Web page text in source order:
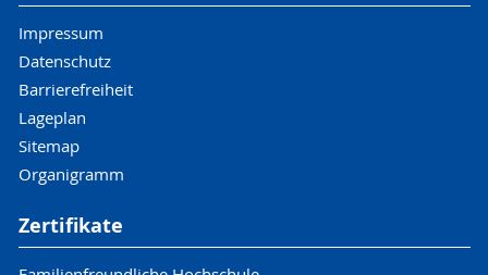
Impressum
Datenschutz
Barrierefreiheit
Lageplan
Sitemap
Organigramm
Zertifikate